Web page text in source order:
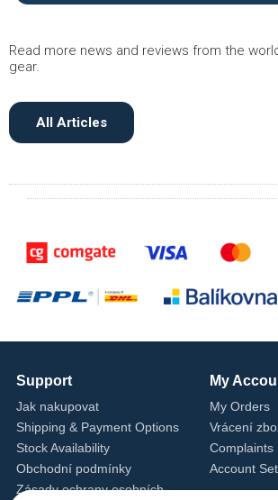
Read more news and reviews from the
gear.
All Articles
Support
Jak nakupovat
Shipping & Payment Options
Stock Availability
Obchodní podmínky
Zásady ochrany osobních
My
My Orders
Vrácení
Complaints
Account